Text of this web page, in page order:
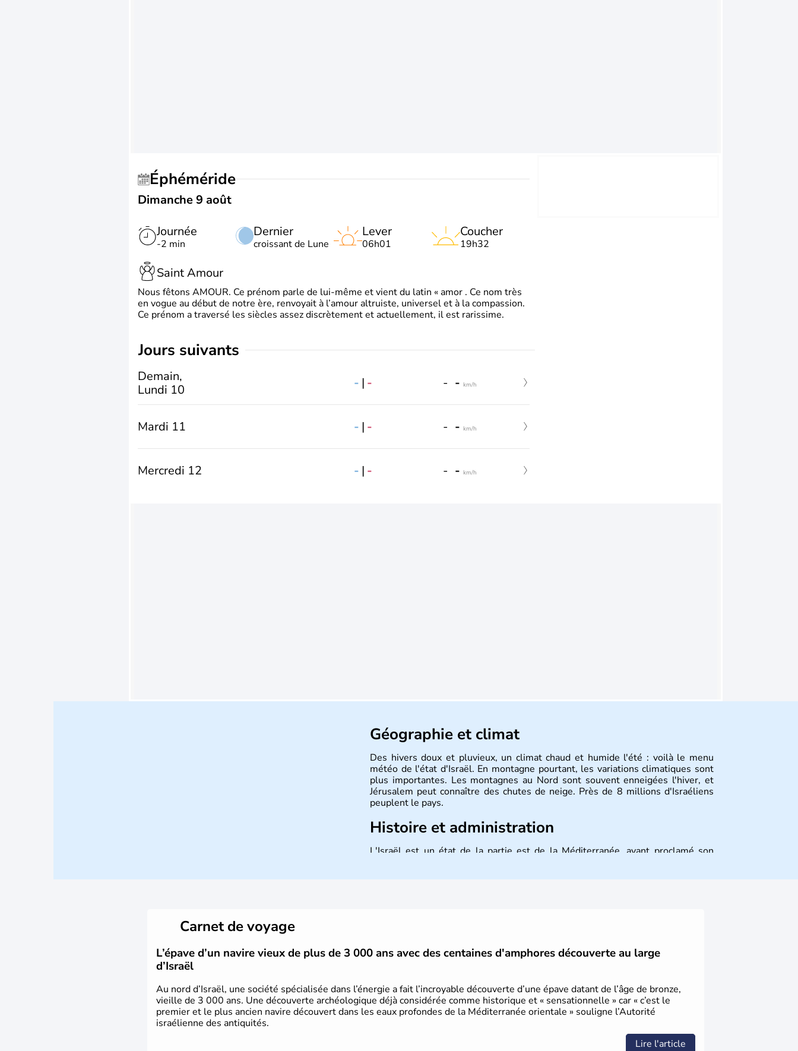
Éphéméride
Dimanche 9 août
Journée
-2 min
Dernier
croissant de Lune
Lever
06h01
Coucher
19h32
Saint Amour
Nous fêtons AMOUR. Ce prénom parle de lui-même et vient du latin « amor . Ce nom très
en vogue au début de notre ère, renvoyait à l’amour altruiste, universel et à la compassion.
Ce prénom a traversé les siècles assez discrètement et actuellement, il est rarissime.
jours suivants
Demain,
Lundi 10
- | - - - km/h
Mardi 11 - | - - - km/h
Mercredi 12 - | - - - km/h
Géographie et climat
Des hivers doux et pluvieux, un climat chaud et humide l'été : voilà le menu
météo de l'état d'Israël. En montagne pourtant, les variations climatiques sont
plus importantes. Les montagnes au Nord sont souvent enneigées l'hiver, et
Jérusalem peut connaître des chutes de neige. Près de 8 millions d'Israéliens
peuplent le pays.
Histoire et administration
L'Israël est un état de la partie est de la Méditerranée, ayant proclamé son
Carnet de voyage
L’épave d’un navire vieux de plus de 3 000 ans avec des centaines d'amphores découverte au large
d’Israël
Au nord d’Israël, une société spécialisée dans l’énergie a fait l’incroyable découverte d’une épave datant de l’âge de bronze,
vieille de 3 000 ans. Une découverte archéologique déjà considérée comme historique et « sensationnelle » car « c’est le
premier et le plus ancien navire découvert dans les eaux profondes de la Méditerranée orientale » souligne l’Autorité
israélienne des antiquités.
Lire l'article